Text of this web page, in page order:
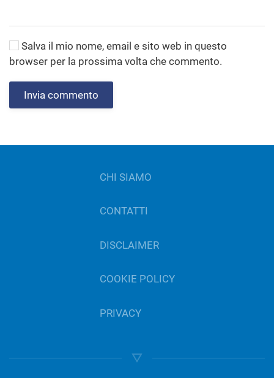
Salva il mio nome, email e sito web in questo
browser per la prossima volta che commento.
Invia commento
CHI SIAMO
CONTATTI
DISCLAIMER
COOKIE POLICY
PRIVACY